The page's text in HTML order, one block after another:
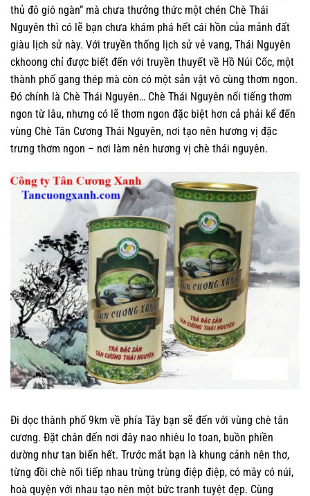
thủ đô gió ngàn” mà chưa thưởng thức một chén Chè Thái
Nguyên thì có lẽ bạn chưa khám phá hết cái hồn của mảnh đất
giàu lịch sử này. Với truyền thống lịch sử vẻ vang, Thái Nguyên
ckhoong chỉ được biết đến với truyền thuyết về Hồ Núi Cốc, một
thành phố gang thép mà còn có một sản vật vô cùng thơm ngon.
Đó chính là Chè Thái Nguyên… Chè Thái Nguyên nổi tiếng thơm
ngon từ lâu, nhưng có lẽ thơm ngon đặc biệt hơn cả phải kể đến
vùng Chè Tân Cương Thái Nguyên, nơi tạo nên hương vị đặc
trưng thơm ngon – nơi làm nên hương vị chè thái nguyên.
Đi dọc thành phố 9km về phía Tây bạn sẽ đến với vùng chè tân
cương. Đặt chân đến nơi đây nao nhiêu lo toan, buồn phiền
dường như tan biến hết. Trước mắt bạn là khung cảnh nên thơ,
từng đồi chè nối tiếp nhau trùng trùng điệp điệp, có mây có núi,
hoà quyện với nhau tạo nên một bức tranh tuyệt đẹp. Cùng